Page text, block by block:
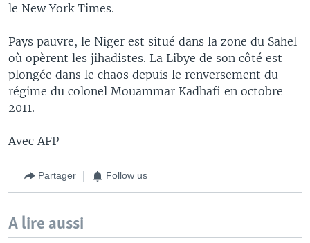
le New York Times.
Pays pauvre, le Niger est situé dans la zone du Sahel
où opèrent les jihadistes. La Libye de son côté est
plongée dans le chaos depuis le renversement du
régime du colonel Mouammar Kadhafi en octobre
2011.
Avec AFP
Partager Follow us
A lire aussi